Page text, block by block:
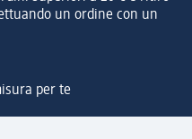
un ordine con un
per te